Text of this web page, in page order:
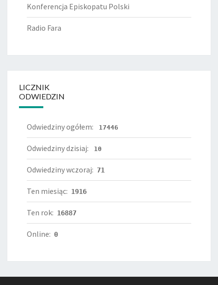
Konferencja Episkopatu Polski
Radio Fara
LICZNIK
ODWIEDZIN
Odwiedziny ogółem: 17446
Odwiedziny dzisiaj: 10
Odwiedziny wczoraj: 71
Ten miesiąc: 1916
Ten rok: 16887
Online: 0